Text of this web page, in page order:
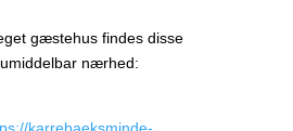
gæstehus findes disse
nærhed: